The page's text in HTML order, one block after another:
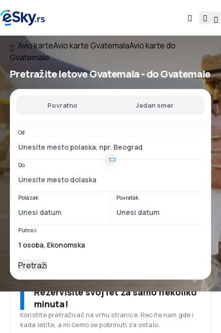
Avio karteAvio karte GvatemalaAvio karte do
Gvatemale
Pretražite letoveGvatemala - do Gvatemale
Povratno Jedan smer
Od
Do
Polazak Povratak
Putnici
Pretraži
Rezervišite svoj let za samo nekoliko
minuta!
Koristite pretraživač na vrhu stranice. Recite nam gde i
kada letite, a mi ćemo se pobrinuti za ostalo.